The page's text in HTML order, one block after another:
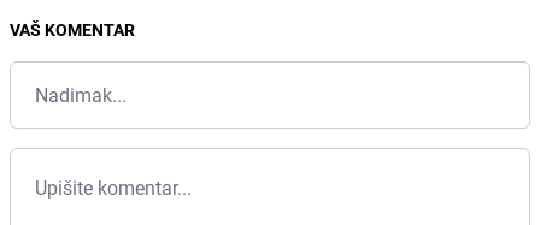
VAŠ KOMENTAR